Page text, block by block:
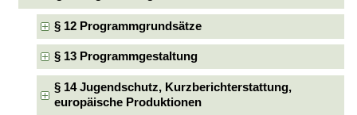
§ 12 Programmgrundsätze
§ 13 Programmgestaltung
§ 14 Jugendschutz, Kurzberichterstattung,
europäische Produktionen